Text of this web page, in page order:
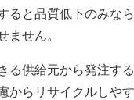
ると品質低下のみな
せん。
る供給元から発注す
からリサイクルしや